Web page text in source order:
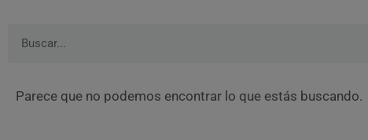
Parece que no podemos encontrar lo que estás buscando.